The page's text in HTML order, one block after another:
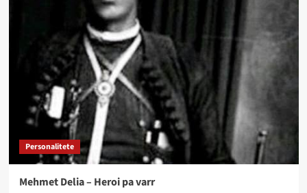
Personalitete
Mehmet Delia – Heroi pa varr